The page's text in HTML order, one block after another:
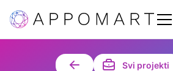
Svi projekti